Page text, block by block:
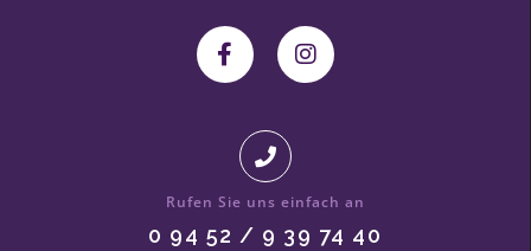
Rufen Sie uns einfach an
0 94 52 / 9 39 74 40